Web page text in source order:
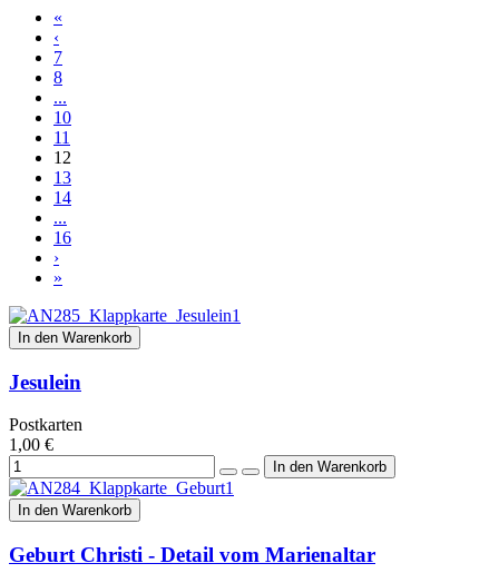
«
‹
7
8
...
10
11
12
13
14
...
16
›
»
In den Warenkorb
Jesulein
Postkarten
1,00 €
In den Warenkorb
Geburt Christi - Detail vom Marienaltar